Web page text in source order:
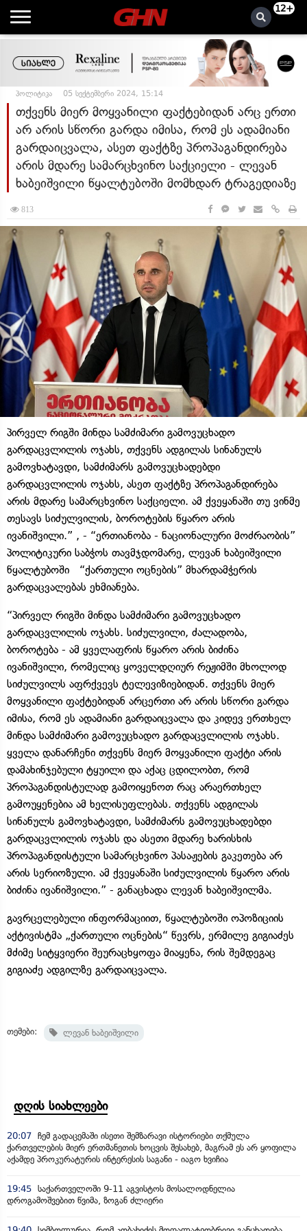
12+
პოლიტიკა 05 სექტემბერი 2024, 15:14
თქვენს მიერ მოყვანილი ფაქტებიდან არც ერთი
არ არის სწორი გარდა იმისა, რომ ეს ადამიანი
გარდაიცვალა, ასეთ ფაქტზე პროპაგანდირება
არის მდარე სამარცხვინო საქციელი - ლევან
ხაბეიშვილი წყალტუბოში მომხდარ ტრაგედიაზე
813
პირველ რიგში მინდა სამძიმარი გამოვუცხადო
გარდაცვლილის ოჯახს, თქვენს ადგილას სინანულს
გამოვხატავდი, სამძიმარს გამოვუცხადებდი
გარდაცვლილის ოჯახს, ასეთ ფაქტზე პროპაგანდირება
არის მდარე სამარცხვინო საქციელი. ამ ქვეყანაში თუ ვინმე
თესავს სიძულვილის, ბოროტების წყარო არის
ივანიშვილი.” , - “ერთიანობა - ნაციონალური მოძრაობის”
პოლიტიკური საბჭოს თავმჯდომარე, ლევან ხაბეიშვილი
წყალტუბოში “ქართული ოცნების” მხარდამჭერის
გარდაცვალებას ეხმიანება.
“პირველ რიგში მინდა სამძიმარი გამოვუცხადო
გარდაცვლილის ოჯახს. სიძულვილი, ძალადობა,
ბოროტება - ამ ყველაფრის წყარო არის ბიძინა
ივანიშვილი, რომელიც ყოველდღიურ რეჟიმში მხოლოდ
სიძულვილს აფრქვევს ტელევიზიებიდან. თქვენს მიერ
მოყვანილი ფაქტებიდან არცერთი არ არის სწორი გარდა
იმისა, რომ ეს ადამიანი გარდაიცვალა და კიდევ ერთხელ
მინდა სამძიმარი გამოვუცხადო გარდაცვლილის ოჯახს.
ყველა დანარჩენი თქვენს მიერ მოყვანილი ფაქტი არის
დამახინჯებული ტყუილი და აქაც ცდილობთ, რომ
პროპაგანდისტულად გამოიყენოთ რაც არაერთხელ
გამოუყენებია ამ ხელისუფლებას. თქვენს ადგილას
სინანულს გამოვხატავდი, სამძიმარს გამოვუცხადებდი
გარდაცვლილის ოჯახს და ასეთი მდარე ხარისხის
პროპაგანდისტული სამარცხვინო პასაჟების გაკეთება არ
არის სერიოზული. ამ ქვეყანაში სიძულვილის წყარო არის
ბიძინა ივანიშვილი.” - განაცხადა ლევან ხაბეიშვილმა.
გავრცელებული ინფორმაციით, წყალტუბოში ოპოზიციის
აქტივისტმა „ქართული ოცნების“ წევრს, ერმილე გიგიაძეს
მძიმე სიტყვიერი შეურაცხყოფა მიაყენა, რის შემდეგაც
გიგიაძე ადგილზე გარდაიცვალა.
თემები: ლევან ხაბეიშვილი
დღის სიახლეები
20:07 ჩემ გადაცემაში ისეთი შემზარავი ისტორიები თქმულა
ქართველების მიერ ერთმანეთის ხოცვის შესახებ, მაგრამ ეს არ ყოფილა
აქამდე პროკურატურის ინტერესის საგანი - იაგო ხვიჩია
19:45 საქართველოში 9-11 აგვისტოს მოსალოდნელია
დროგამოშვებით წვიმა, ზოგან ძლიერი